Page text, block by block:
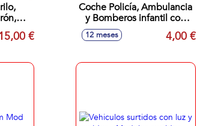
sdos.
15,00 €
Coche Policía, Ambulancia
y Bomberos infantil con
luces y sonidos, mod.
12 meses 4,00 €